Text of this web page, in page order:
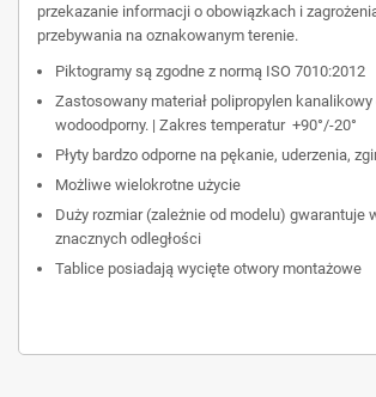
przekazanie informacji o obowiązkach i
przebywania na oznakowanym terenie.
Piktogramy są zgodne z normą ISO 7010:2012
Zastosowany materiał polipropylen
wodoodporny. | Zakres temperatur +90°/-20°
Płyty bardzo odporne na pękanie, uderzenia,
Możliwe wielokrotne użycie
Duży rozmiar (zależnie od modelu) gwarantuje
znacznych odległości
Tablice posiadają wycięte otwory montażowe